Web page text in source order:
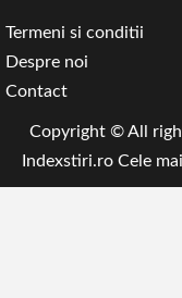
Termeni si conditii
Despre noi
Contact
Copyright © All
Indexstiri.ro Cele